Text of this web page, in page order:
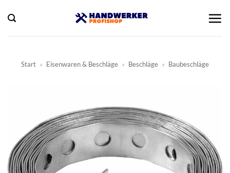
Inhalt
springen
Start » Eisenwaren & Beschläge » Beschläge » Baubeschläge